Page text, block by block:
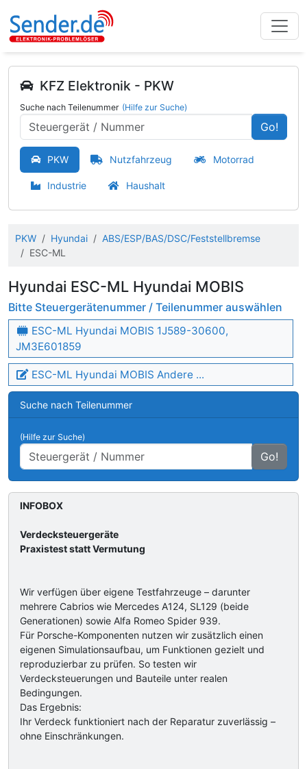
KFZ Elektronik - PKW
Suche nach Teilenummer (Hilfe zur Suche)
Go!
PKW Nutzfahrzeug Motorrad
Industrie Haushalt
PKW Hyundai
ABS/ESP/BAS/DSC/Feststellbremse
ESC-ML
Hyundai ESC-ML Hyundai MOBIS
Bitte Steuergerätenummer / Teilenummer auswählen
ESC-ML Hyundai MOBIS 1J589-30600,
JM3E601859
ESC-ML Hyundai MOBIS Andere ...
Suche nach Teilenummer
(Hilfe zur Suche)
Go!
INFOBOX
Verdecksteuergeräte
Praxistest statt Vermutung
Wir verfügen über eigene Testfahrzeuge – darunter
mehrere Cabrios wie Mercedes A124, SL129 (beide
Generationen) sowie Alfa Romeo Spider 939.
Für Porsche-Komponenten nutzen wir zusätzlich einen
eigenen Simulationsaufbau, um Funktionen gezielt und
reproduzierbar zu prüfen. So testen wir
Verdecksteuerungen und Bauteile unter realen
Bedingungen.
Das Ergebnis:
Ihr Verdeck funktioniert nach der Reparatur zuverlässig –
ohne Einschränkungen.